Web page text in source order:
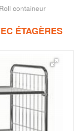
containeur
ÉTAGÈRES